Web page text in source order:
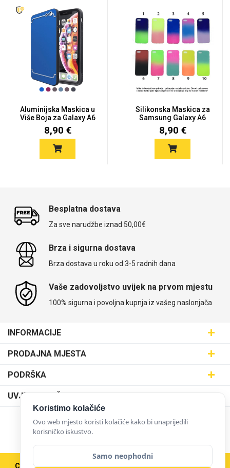
Aluminijska Maskica u
Više Boja za Galaxy A6
P...
8,90 €
Silikonska Maskica za
Samsung Galaxy A6
Plus (...
8,90 €
Besplatna dostava
Za sve narudžbe iznad 50,00€
Brza i sigurna dostava
Brza dostava u roku od 3-5 radnih dana
Vaše zadovoljstvo uvijek na prvom mjestu
100% sigurna i povoljna kupnja iz vašeg naslonjača
INFORMACIJE
SVIJET MASKICA d.o.o.
Aleja javora 13, 10000 Zagreb
PRODAJNA MJESTA
Poslovnica Trešnjevka
Poslovnica Kvatrić
Poslovnica Velika Gorica
Poslovnica Karlovac
Poslovnica Ilica
PODRŠKA
Dostava
O nama
Karijera u maskice.hr
UVJETI KORIŠTENJA
Klub vjernosti
Obrazac za jednostrani raskid ugovora
Uvjeti korištenja
Pravne napomene
NAČINI PLAĆANJA
Copyright © 2026 Maskice.hr | Veleprodaja/B2B
Koristimo kolačiće
Ovo web mjesto koristi kolačiće kako bi unaprijedili
korisničko iskustvo.
Samo neophodni